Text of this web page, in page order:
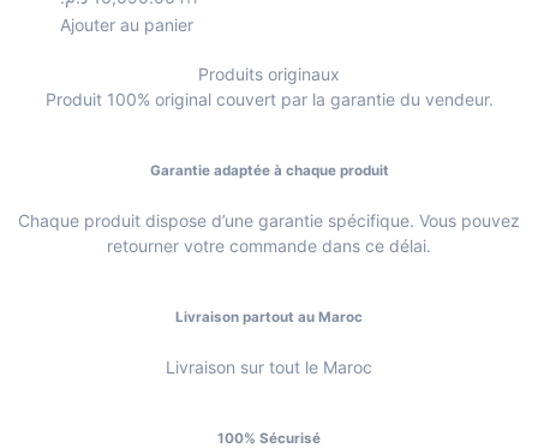
Ajouter au panier
Produits originaux
Produit 100% original couvert par la garantie du vendeur.
Garantie adaptée à chaque produit
Chaque produit dispose d’une garantie spécifique. Vous pouvez
retourner votre commande dans ce délai.
Livraison partout au Maroc
Livraison sur tout le Maroc
100% Sécurisé